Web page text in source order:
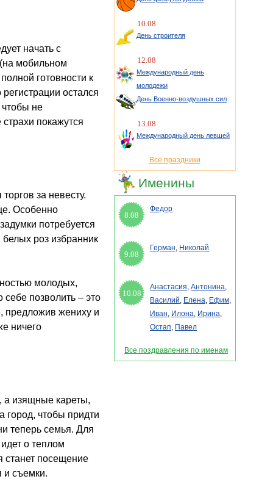
начать с
мобильном
готовности к
остался
чтобы не
покажутся
за невесту.
Особенно
потребуется
роз избранник
молодых,
позволить – это
предложив жениху и
ничего
а изящные кареты,
город, чтобы придти
теперь семья. Для
о теплом
станет посещение
и съемки.
10.08
День строителя
12.08
Международный день
молодежи
День Военно-воздушных сил
13.08
Международный день левшей
Все праздники
Именины
8.08
Федор
9.08
Герман, Николай
10.08
Анастасия, Антонина,
Василий, Елена, Ефим,
Иван, Илона, Ирина,
Остап, Павел
Все поздравления по именам